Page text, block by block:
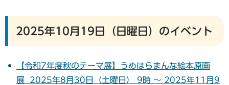
2025年10月19日（日曜日）のイベント
【令和7年度秋のテーマ展】うめはらまんな絵本原画
展 2025年8月30日（土曜日） 9時 ～ 2025年11月9